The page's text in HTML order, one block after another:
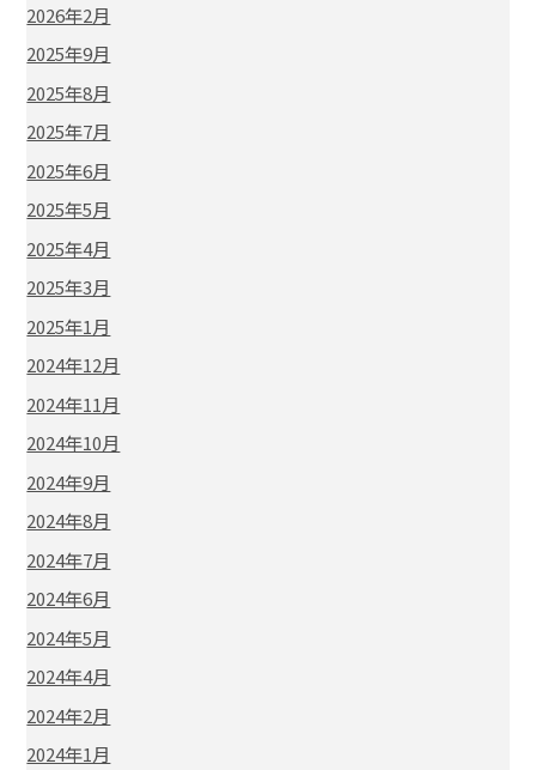
2026年2月
2025年9月
2025年8月
2025年7月
2025年6月
2025年5月
2025年4月
2025年3月
2025年1月
2024年12月
2024年11月
2024年10月
2024年9月
2024年8月
2024年7月
2024年6月
2024年5月
2024年4月
2024年2月
2024年1月